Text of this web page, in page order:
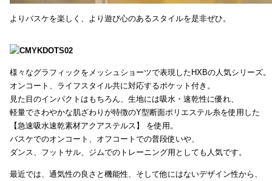
よりバスケを楽しく、より遊び心のあるスタイルを是非ぜひ。
様々なグラフィックをメッシュショーツで表現したHXBの人気シリーズ。
オンコート、ライフスタイル共に対応するポケット付き。
見た目のインパクトはもちろん、生地には吸水・速乾性に優れ、
軽量でさわやかな肌ざわりが特徴のY型断面ポリエステル糸を使用した
【急速吸水速乾素材アクアステルス】 を使用。
バスケでのオンコート、オフコートでの普段使いや、
ダンス、フットサル、ジムでのトレーニング用としても人気です。
最近では、通気性の良さと機能性、そして他にはないデザイン性から、